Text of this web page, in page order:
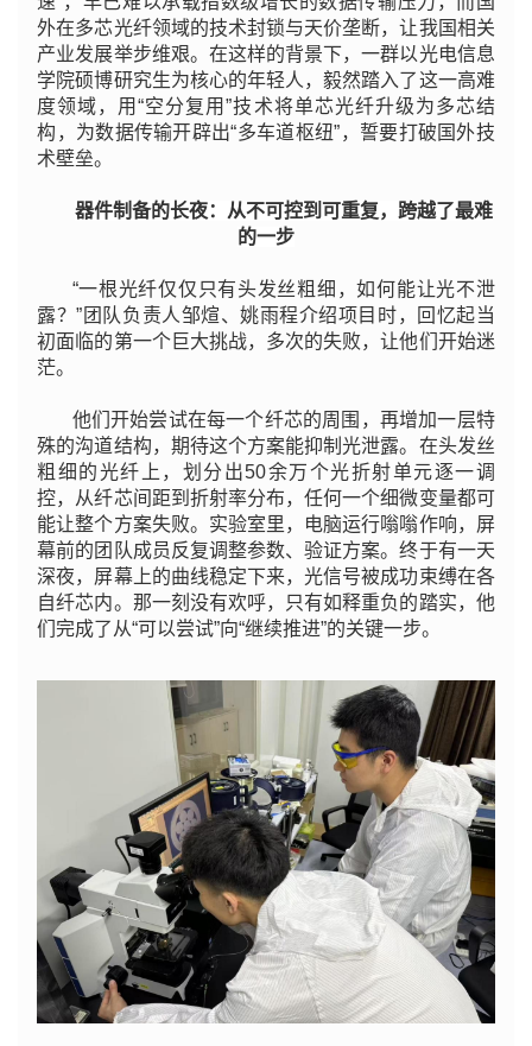
外在多芯光纤领域的技术封锁与天价垄断，让我国相关
产业发展举步维艰。在这样的背景下，一群以光电信息
学院硕博研究生为核心的年轻人，毅然踏入了这一高难
度领域，用“空分复用”技术将单芯光纤升级为多芯结
构，为数据传输开辟出“多车道枢纽”，誓要打破国外技
术壁垒。
器件制备的长夜：从不可控到可重复，跨越了最难
的一步
“一根光纤仅仅只有头发丝粗细，如何能让光不泄
露？”团队负责人邹煊、姚雨程介绍项目时，回忆起当
初面临的第一个巨大挑战，多次的失败，让他们开始迷
茫。
他们开始尝试在每一个纤芯的周围，再增加一层特
殊的沟道结构，期待这个方案能抑制光泄露。在头发丝
粗细的光纤上，划分出50余万个光折射单元逐一调
控，从纤芯间距到折射率分布，任何一个细微变量都可
能让整个方案失败。实验室里，电脑运行嗡嗡作响，屏
幕前的团队成员反复调整参数、验证方案。终于有一天
深夜，屏幕上的曲线稳定下来，光信号被成功束缚在各
自纤芯内。那一刻没有欢呼，只有如释重负的踏实，他
们完成了从“可以尝试”向“继续推进”的关键一步。